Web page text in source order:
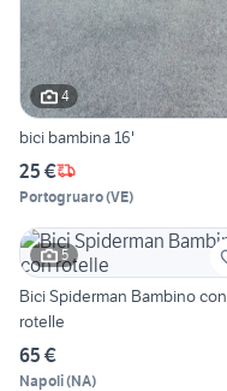
4
bici bambina 16'
25 €
Portogruaro(VE)
5
Bici Spiderman Bambino con
rotelle
65 €
Napoli(NA)